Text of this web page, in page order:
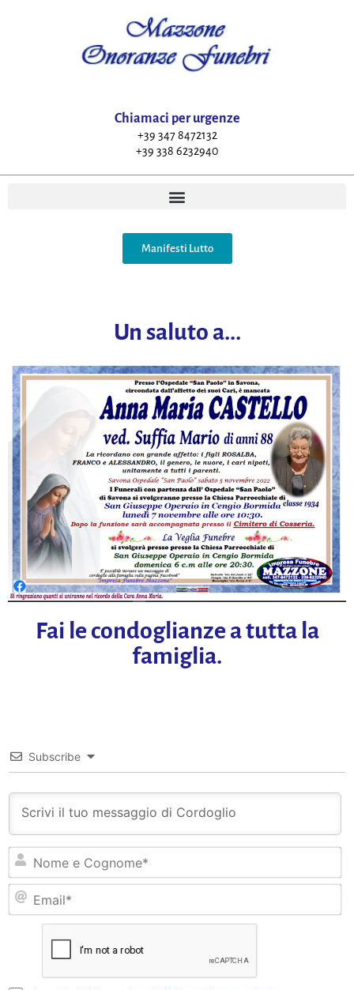
Chiamaci per urgenze
+39 347 8472132
+39 338 6232940
Manifesti Lutto
Un saluto a...
Fai le condoglianze a tutta la
famiglia.
Subscribe